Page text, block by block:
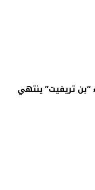
تريفيت” ينتهي